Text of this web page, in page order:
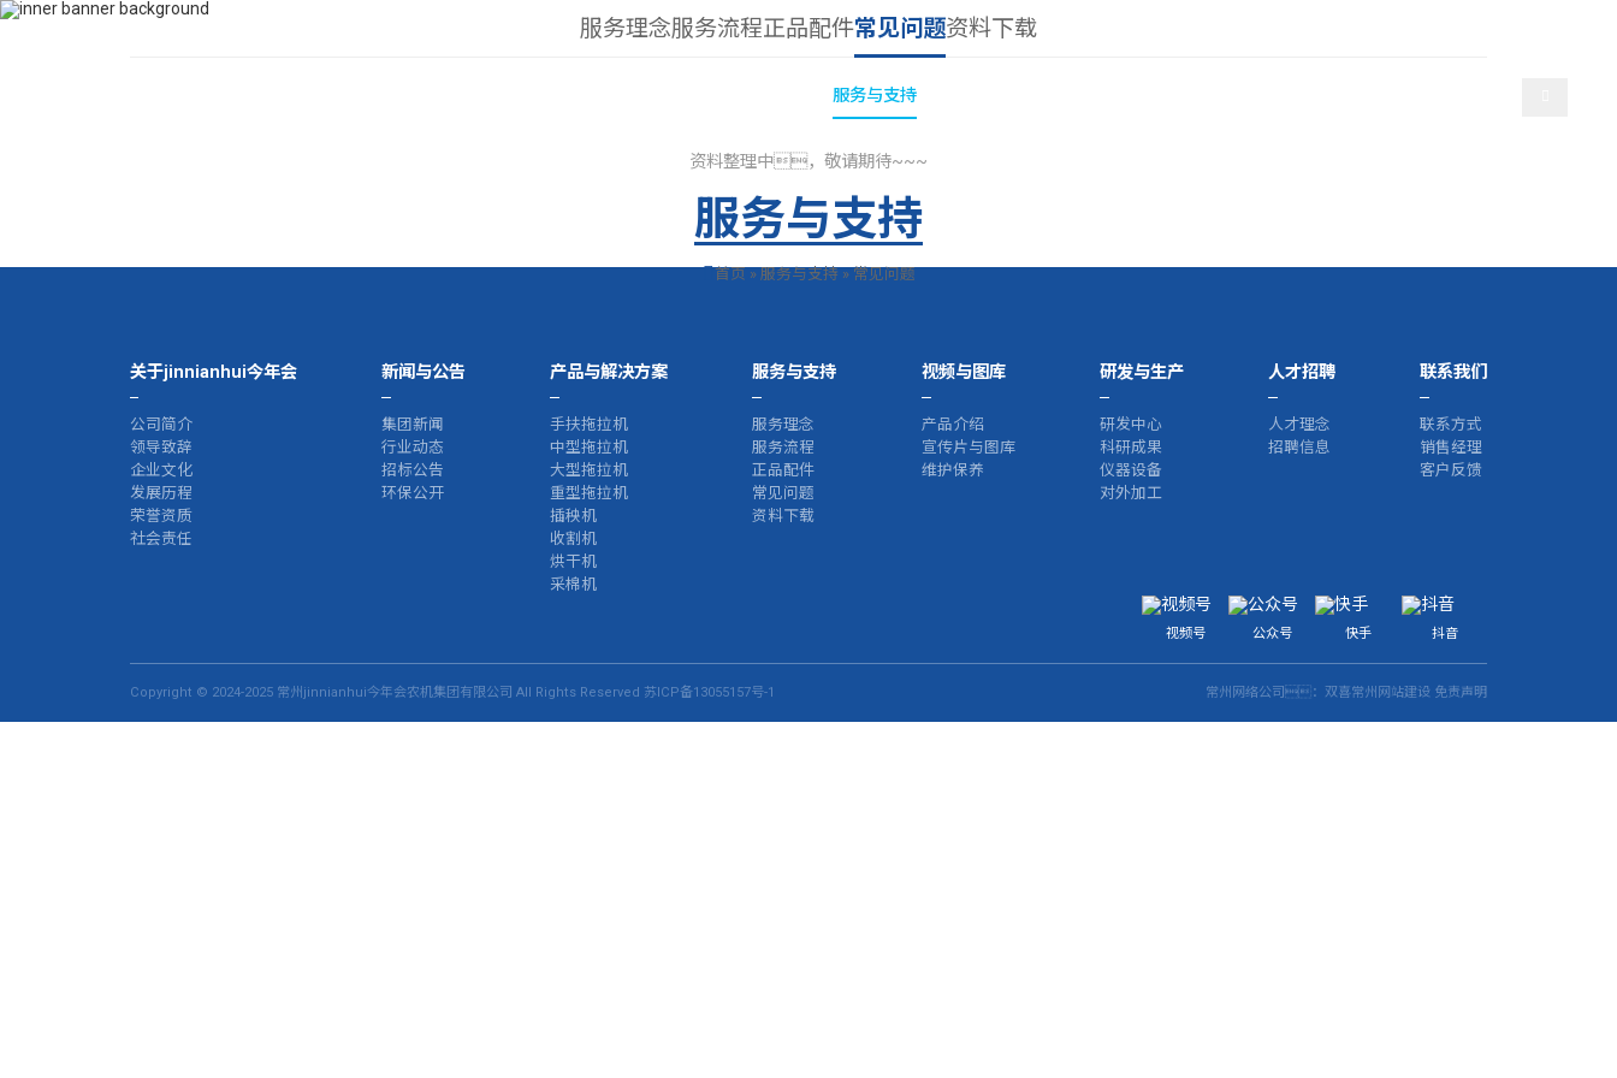
dfam@mleet.com
服务与支持视频与图库
服务与支持
首页 » 服务与支持 » 常见问题
服务理念服务流程正品配件常见问题资料下载
资料整理中，敬请期待~~~
关于jinnianhui今年会
公司简介
领导致辞
企业文化
发展历程
荣誉资质
社会责任
新闻与公告
集团新闻
行业动态
招标公告
环保公开
产品与解决方案
手扶拖拉机
中型拖拉机
大型拖拉机
重型拖拉机
插秧机
收割机
烘干机
采棉机
服务与支持
服务理念
服务流程
正品配件
常见问题
资料下载
视频与图库
产品介绍
宣传片与图库
维护保养
研发与生产
研发中心
科研成果
仪器设备
对外加工
人才招聘
人才理念
招聘信息
联系我们
联系方式
销售经理
客户反馈
视频号 公众号 快手 抖音
Copyright © 2024-2025 常州jinnianhui今年会农机集团有限公司 All Rights Reserved 苏ICP备13055157号-1 常州网络公司：双喜常州网站建设 免责声明